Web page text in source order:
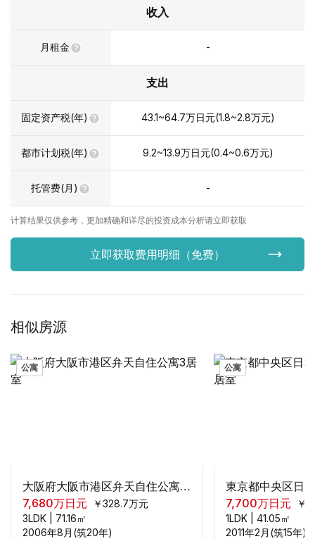
收入
月租金 -
支出
固定资产税(年) 43.1~64.7万日元(1.8~2.8万元)
都市计划税(年) 9.2~13.9万日元(0.4~0.6万元)
托管费(月) -
计算结果仅供参考，更加精确和详尽的投资成本分析请立即获取
立即获取费用明细（免费）
相似房源
公寓
大阪府大阪市港区弁天自住公寓3居室
7,680万日元 ￥328.7万元
3LDK
71.16㎡
2006年8月(筑20年)
公寓
7,700万日元 ￥
1LDK |41.05㎡
2011年2月(筑15年)